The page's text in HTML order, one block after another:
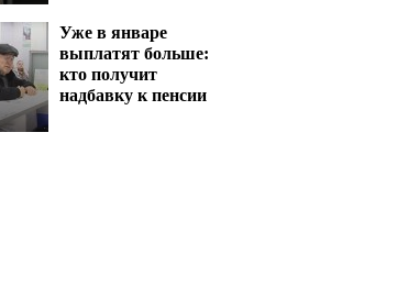
Уже в январе
выплатят больше:
кто получит
надбавку к пенсии